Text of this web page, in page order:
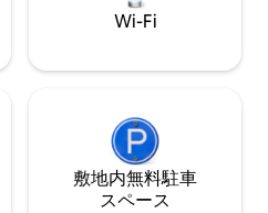
クスして自然に浸
Wi-Fi
敷地内無料駐⁠車
ス⁠ペ⁠ー⁠ス